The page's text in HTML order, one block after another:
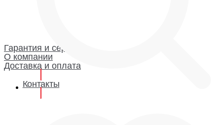
Гарантия и сервис
О компании
Доставка и оплата
Контакты